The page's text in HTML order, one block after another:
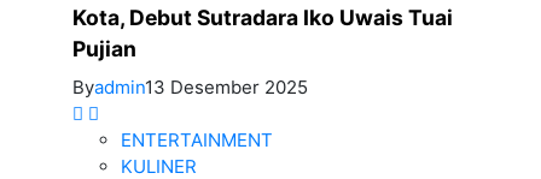
Kota, Debut Sutradara Iko Uwais Tuai
Pujian
Byadmin13 Desember 2025
ENTERTAINMENT
KULINER